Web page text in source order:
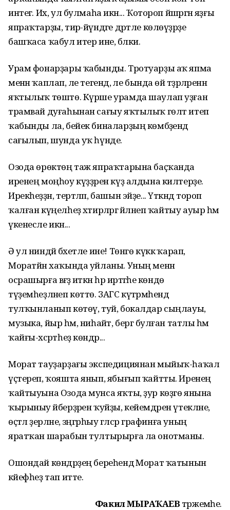
интегә. Их, ул булмаһа икән... Ҡотороп йәшәргән яҙғы
япраҡтарҙы, тирә-йүндәге дәртле көлөүҙәрҙе
башҡаса ҡабул итер ине, бәлки.
Урам фонарҙары ҡабынды. Тротуарҙы аҡ япма
менән ҡаплап, әле тегендә, әле бында өй тәҙрәләренән
яҡтылыҡ төштө. Күрше урамда шаулап уҙған
трамвай дуғаһынан сағыу яҡтылыҡ гөлт итеп
ҡабынды ла, бейек биналарҙың көмбәҙендә
сағылып, шунда уҡ һүнде.
Озода өрөктөң таж япраҡтарына баҫҡанда
иренең моңһоу күҙҙәрен күҙ алдына килтерҙе.
Ирекһеҙҙән, тертләп, башын эйҙе... Үткәндә тороп
ҡалған күңелһеҙ хәтирәләргә әйләнеп ҡайтыу ауыр һәм
үкенесле икән...
Ә ул ниндәй бәхетле ине! Төнгө күккә ҡарап,
Моратйән хаҡында уйланы. Уның менән
осрашырға вәғәҙә иткән һәр иртәгәһе көндө
түҙемһеҙләнеп көттө. ЗАГС күтәрмәһендә
тулҡынланып көтөү, туй, бокалдар сыңлауы,
музыка, йыр һәм, ниһайәт, бергә булған татлы һәм
ҡайғы-хәсрәтһеҙ көндәр...
Морат тауҙарҙағы экспедициянан мыйыҡ-һаҡал
үҫтереп, ҡояшта янып, ябығып ҡайтты. Иренең
ҡайтыуына Озода мунса яҡты, ҙур көҙгө янына
ҡырыныу әйберҙәрен ҡуйҙы, кейемдәрен үтекләне,
өҫтәл әҙерләне, зәң­гәрһыу гәлсәр графинға уның
яратҡан шарабын тултырырға ла онотманы.
Ошондай көндәрҙең береһендә Морат ҡатынын
кәйефһеҙ тап итте.
Факил МЫРҘАҠАЕВ тәржемәһе.